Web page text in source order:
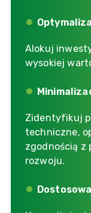
Alokuj
wysokiej
Zidentyfikuj
techniczne,
zgodnością z
rozwoju.